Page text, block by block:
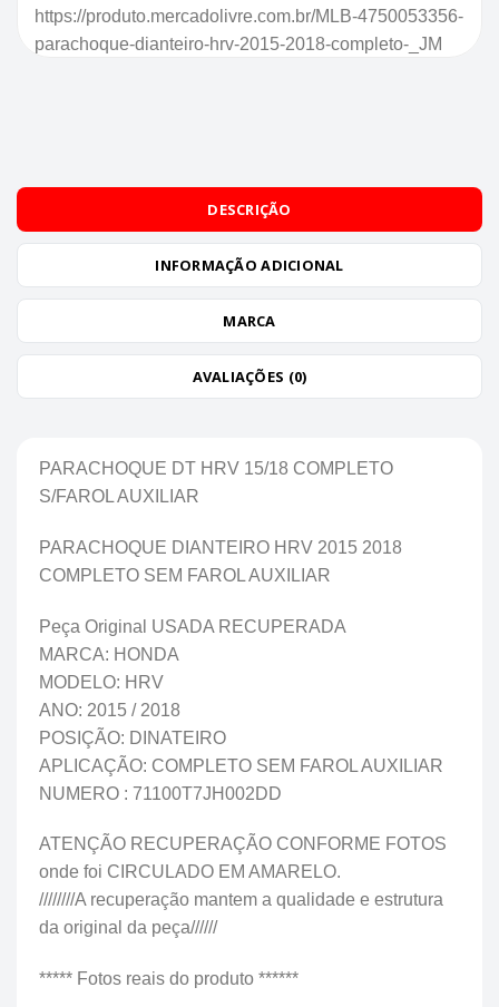
https://produto.mercadolivre.com.br/MLB-4750053356-
parachoque-dianteiro-hrv-2015-2018-completo-_JM
DESCRIÇÃO
INFORMAÇÃO ADICIONAL
MARCA
AVALIAÇÕES (0)
PARACHOQUE DT HRV 15/18 COMPLETO
S/FAROL AUXILIAR
PARACHOQUE DIANTEIRO HRV 2015 2018
COMPLETO SEM FAROL AUXILIAR
Peça Original USADA RECUPERADA
MARCA: HONDA
MODELO: HRV
ANO: 2015 / 2018
POSIÇÃO: DINATEIRO
APLICAÇÃO: COMPLETO SEM FAROL AUXILIAR
NUMERO : 71100T7JH002DD
ATENÇÃO RECUPERAÇÃO CONFORME FOTOS
onde foi CIRCULADO EM AMARELO.
////////A recuperação mantem a qualidade e estrutura
da original da peça//////
***** Fotos reais do produto ******